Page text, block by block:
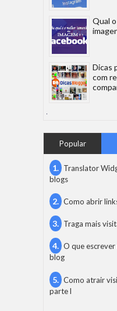
Qual
Dicas
com
Popular
Translator
blogs
Como abrir
Traga mais
O que
blog
Como atrair
parte l